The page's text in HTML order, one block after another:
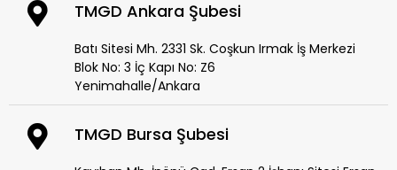
TMGD Ankara Şubesi
Batı Sitesi Mh. 2331 Sk. Coşkun Irmak İş Merkezi
Blok No: 3 İç Kapı No: Z6
Yenimahalle/Ankara
TMGD Bursa Şubesi